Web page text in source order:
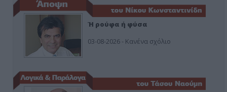
Ή ρούφα ή φύσα
03-08-2026 - Κανένα σχόλιο